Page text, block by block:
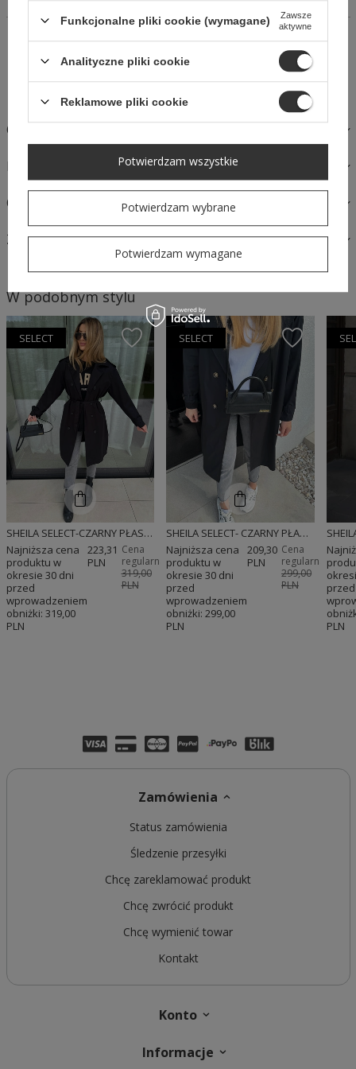
14 dni na łatwy zwrot
Kup Teraz, zapłać za 30 dni
Bezpieczne zakupy
OPIS
MATERIAŁY I PIELĘGNACJA
OPINIE
ZAPYTAJ O PRODUKT
W podobnym stylu
SELECT
SHEILA SELECT-CZARNY PŁASZCZ 'BONNIE'
Cena
regularna:
319,00
PLN
223,31
PLN
Najniższa cena
produktu w
okresie 30 dni
przed
wprowadzeniem
obniżki: 319,00
PLN
SELECT
SHEILA SELECT- CZARNY PŁASZCZ 'BILLIE'
Cena
regularna:
299,00
PLN
209,30
PLN
Najniższa cena
produktu w
okresie 30 dni
przed
wprowadzeniem
obniżki: 299,00
PLN
przed
PLN
Zamówienia
Status zamówienia
Śledzenie przesyłki
Chcę zareklamować produkt
Chcę zwrócić produkt
Chcę wymienić towar
Kontakt
Konto
Informacje
Funkcjonalne pliki cookie (wymagane)
Zawsze
aktywne
Analityczne pliki cookie
Reklamowe pliki cookie
Potwierdzam wybrane
Potwierdzam wymagane
Potwierdzam wszystkie